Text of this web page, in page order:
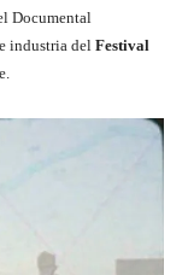
Documental
industria del Festival